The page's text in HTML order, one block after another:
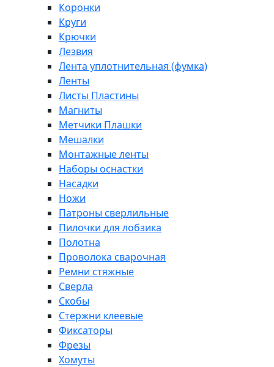
Коронки
Круги
Крючки
Лезвия
Лента уплотнительная (фумка)
Ленты
Листы Пластины
Магниты
Метчики Плашки
Мешалки
Монтажные ленты
Наборы оснастки
Насадки
Ножи
Патроны сверлильные
Пилочки для лобзика
Полотна
Проволока сварочная
Ремни стяжные
Сверла
Скобы
Стержни клеевые
Фиксаторы
Фрезы
Хомуты